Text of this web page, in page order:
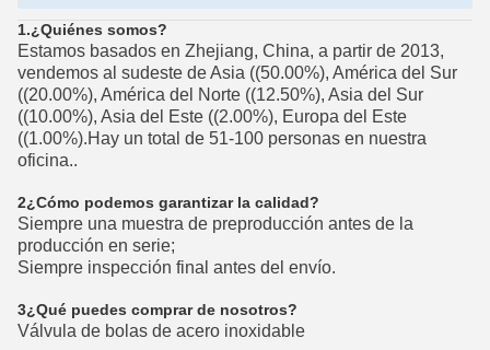
1.¿Quiénes somos?
Estamos basados en Zhejiang, China, a partir de 2013,
vendemos al sudeste de Asia ((50.00%), América del Sur
((20.00%), América del Norte ((12.50%), Asia del Sur
((10.00%), Asia del Este ((2.00%), Europa del Este
((1.00%).Hay un total de 51-100 personas en nuestra
oficina..
2¿Cómo podemos garantizar la calidad?
Siempre una muestra de preproducción antes de la
producción en serie;
Siempre inspección final antes del envío.
3¿Qué puedes comprar de nosotros?
Válvula de bolas de acero inoxidable